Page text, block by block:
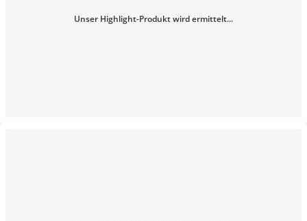
Unser Highlight-Produkt wird ermittelt...